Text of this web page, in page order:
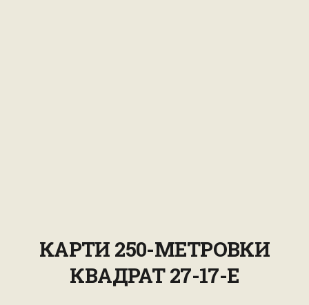
КАРТИ 250-МЕТРОВКИ
КВАДРАТ 27-17-E